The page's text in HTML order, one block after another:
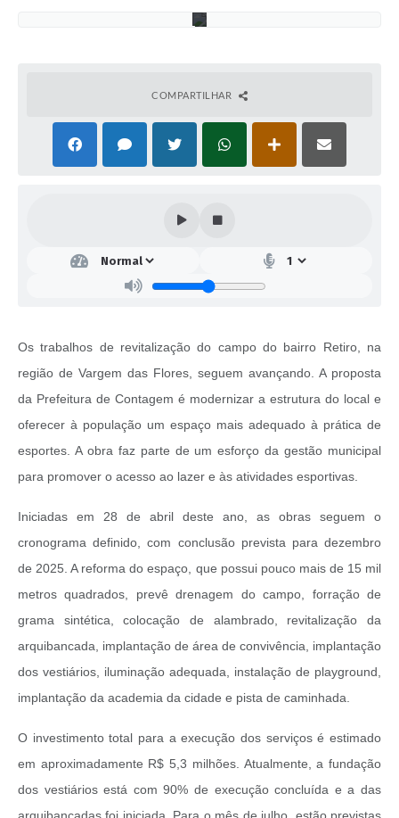
COMPARTILHAR
Os trabalhos de revitalização do campo do bairro Retiro, na
região de Vargem das Flores, seguem avançando. A proposta
da Prefeitura de Contagem é modernizar a estrutura do local e
oferecer à população um espaço mais adequado à prática de
esportes. A obra faz parte de um esforço da gestão municipal
para promover o acesso ao lazer e às atividades esportivas.
Iniciadas em 28 de abril deste ano, as obras seguem o
cronograma definido, com conclusão prevista para dezembro
de 2025. A reforma do espaço, que possui pouco mais de 15 mil
metros quadrados, prevê drenagem do campo, forração de
grama sintética, colocação de alambrado, revitalização da
arquibancada, implantação de área de convivência, implantação
dos vestiários, iluminação adequada, instalação de playground,
implantação da academia da cidade e pista de caminhada.
O investimento total para a execução dos serviços é estimado
em aproximadamente R$ 5,3 milhões. Atualmente, a fundação
dos vestiários está com 90% de execução concluída e a das